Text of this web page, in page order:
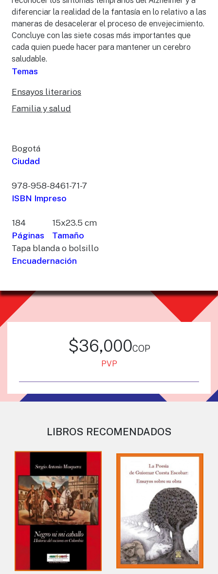
diferenciar la realidad de la fantasía en lo relativo a las
maneras de desacelerar el proceso de envejecimiento.
Concluye con las siete cosas más importantes que
cada quien puede hacer para mantener un cerebro
saludable.
Temas
Ensayos literarios
Familia y salud
Bogotá
Ciudad
978-958-8461-71-7
ISBN Impreso
184
Páginas
15x23.5 cm
Tamaño
Tapa blanda o bolsillo
Encuadernación
$36,000cop
PVP
LIBROS RECOMENDADOS